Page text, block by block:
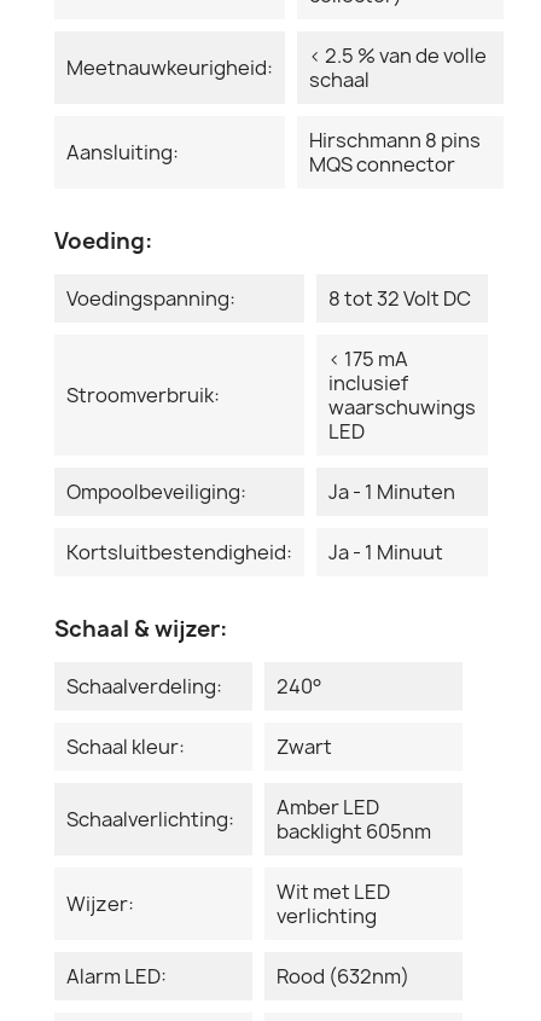
Meetnauwkeurigheid:
< 2.5 % van de volle
schaal
Aansluiting:
Hirschmann 8 pins
MQS connector
Voeding:
Voedingspanning: 8 tot 32 Volt DC
Stroomverbruik:
< 175 mA
inclusief
waarschuwings
LED
Ompoolbeveiliging: Ja - 1 Minuten
Kortsluitbestendigheid: Ja - 1 Minuut
Schaal & wijzer:
Schaalverdeling: 240°
Schaal kleur: Zwart
Schaalverlichting:
Amber LED
backlight 605nm
Wijzer:
Wit met LED
verlichting
Alarm LED: Rood (632nm)